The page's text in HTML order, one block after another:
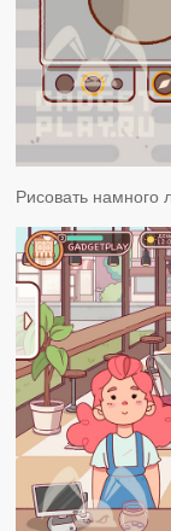
Рисовать намного